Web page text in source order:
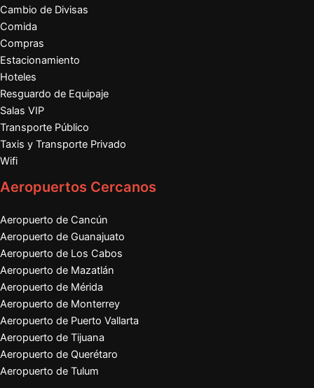
Cambio de Divisas
Comida
Compras
Estacionamiento
Hoteles
Resguardo de Equipaje
Salas VIP
Transporte Público
Taxis y Transporte Privado
Wifi
Aeropuertos Cercanos
Aeropuerto de Cancún
Aeropuerto de Guanajuato
Aeropuerto de Los Cabos
Aeropuerto de Mazatlán
Aeropuerto de Mérida
Aeropuerto de Monterrey
Aeropuerto de Puerto Vallarta
Aeropuerto de Tijuana
Aeropuerto de Querétaro
Aeropuerto de Tulum